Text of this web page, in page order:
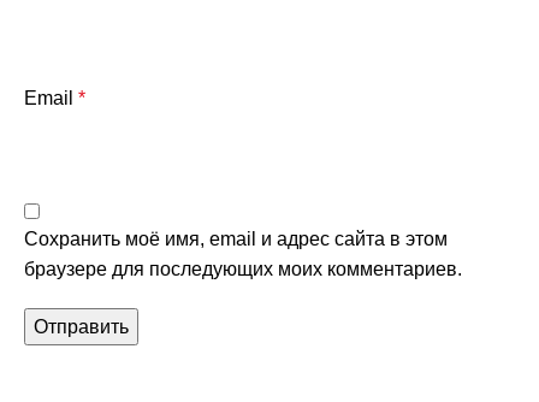
Email *
Сохранить моё имя, email и адрес сайта в этом
браузере для последующих моих комментариев.